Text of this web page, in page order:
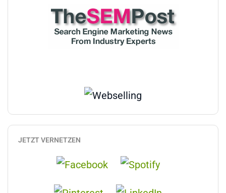
JETZT VERNETZEN